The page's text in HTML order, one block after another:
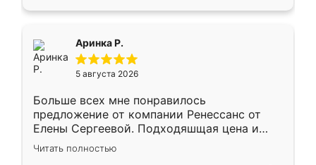
Аринка Р.
5 августа 2026
Больше всех мне понравилось
предложение от компании Ренессанс от
Елены Сергеевой. Подходяшщая цена и
короткие сроки изготовления. Приехавший
для замера сотрудник Владислав
Читать полностью